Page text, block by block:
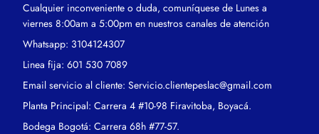
Cualquier inconveniente o duda, comuníquese de Lunes a
viernes 8:00am a 5:00pm en nuestros canales de atención
Whatsapp: 3104124307
Linea fija: 601 530 7089
Email servicio al cliente: Servicio.clientepeslac@gmail.com
Planta Principal: Carrera 4 #10-98 Firavitoba, Boyacá.
Bodega Bogotá: Carrera 68h #77-57.